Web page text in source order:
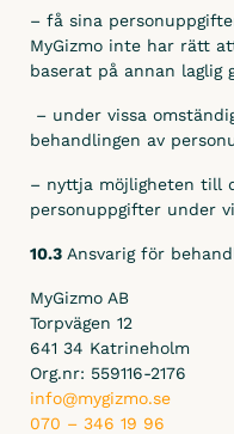
– få sina
MyGizmo inte har rätt
baserat på annan laglig
– under vissa
behandlingen av
– nyttja möjligheten till
personuppgifter under
10.3 Ansvarig för
MyGizmo AB
Torpvägen 12
641 34 Katrineholm
Org.nr: 559116-2176
info@mygizmo.se
070 – 346 19 96